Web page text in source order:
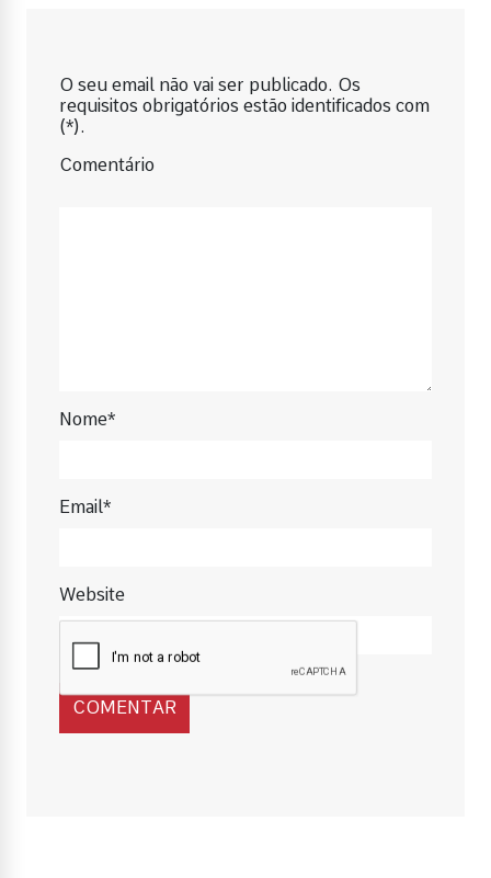
O seu email não vai ser publicado. Os
requisitos obrigatórios estão identificados com
(*).
Comentário
Nome*
Email*
Website